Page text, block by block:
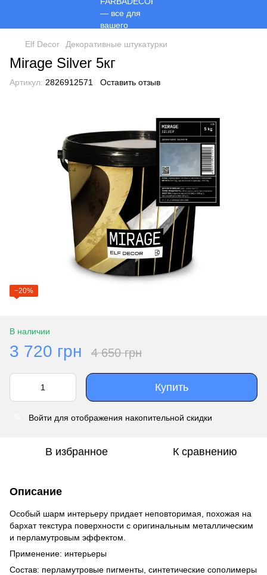
Elf Decor Декоративные штукатурки
Mirage Silver 5кг
Артикул: 2826912571 Оставить отзыв
−20%
В наличии
3 720 грн 4 650 грн
Купить
Войти для отображения накопительной скидки
В избранное К сравнению
Описание
Особый шарм интерьеру придает неповторимая, похожая на
бархат текстура поверхности с оригинальным металлическим
и перламутровым эффектом.
Применение: интерьеры
Состав: перламутровые пигменты, синтетические сополимеры